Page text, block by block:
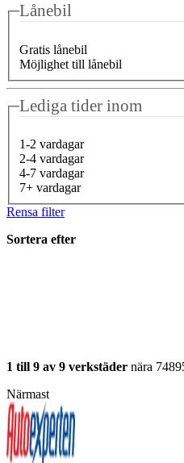
Lånebil
Gratis lånebil
Möjlighet till lånebil
Lediga tider inom
1-2 vardagar
2-4 vardagar
4-7 vardagar
7+ vardagar
Rensa filter
Sortera efter
1 till 9 av 9 verkstäder nära
Närmast